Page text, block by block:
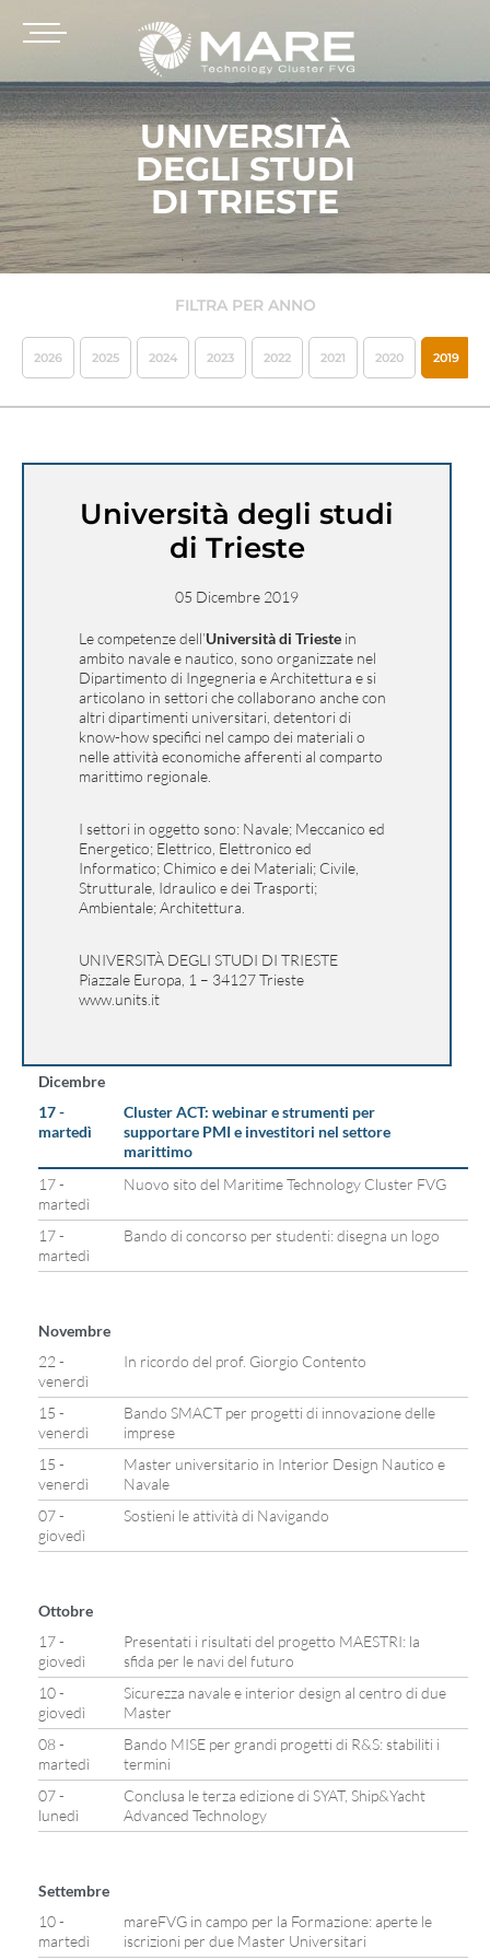
UNIVERSITÀ
DEGLI STUDI
DI TRIESTE
FILTRA PER ANNO
2026 2025 2024 2023 2022 2021 2020 2019
Università degli studi
di Trieste
05 Dicembre 2019
Le competenze dell’Università di Trieste in
ambito navale e nautico, sono organizzate nel
Dipartimento di Ingegneria e Architettura e si
articolano in settori che collaborano anche con
altri dipartimenti universitari, detentori di
know-how specifici nel campo dei materiali o
nelle attività economiche afferenti al comparto
marittimo regionale.
I settori in oggetto sono: Navale; Meccanico ed
Energetico; Elettrico, Elettronico ed
Informatico; Chimico e dei Materiali; Civile,
Strutturale, Idraulico e dei Trasporti;
Ambientale; Architettura.
UNIVERSITÀ DEGLI STUDI DI TRIESTE
Piazzale Europa, 1 – 34127 Trieste
www.units.it
Dicembre
17 -
martedì
Cluster ACT: webinar e strumenti per
supportare PMI e investitori nel settore
marittimo
17 -
martedì
Nuovo sito del Maritime Technology Cluster FVG
17 -
martedì
Bando di concorso per studenti: disegna un logo
Novembre
22 -
venerdì
In ricordo del prof. Giorgio Contento
15 -
venerdì
Bando SMACT per progetti di innovazione delle
imprese
15 -
venerdì
Master universitario in Interior Design Nautico e
Navale
07 -
giovedì
Sostieni le attività di Navigando
Ottobre
17 -
giovedì
Presentati i risultati del progetto MAESTRI: la
sfida per le navi del futuro
10 -
giovedì
Sicurezza navale e interior design al centro di due
Master
08 -
martedì
Bando MISE per grandi progetti di R&S: stabiliti i
termini
07 -
lunedì
Conclusa le terza edizione di SYAT, Ship&Yacht
Advanced Technology
Settembre
10 -
martedì
mareFVG in campo per la Formazione: aperte le
iscrizioni per due Master Universitari